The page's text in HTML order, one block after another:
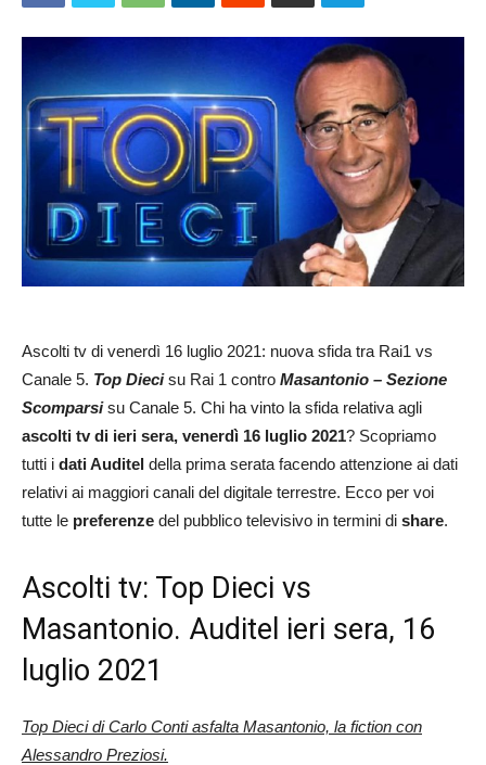
Ascolti tv di venerdì 16 luglio 2021: nuova sfida tra Rai1 vs
Canale 5. Top Dieci su Rai 1 contro Masantonio – Sezione
Scomparsisu Canale 5. Chi ha vinto la sfida relativa agli
ascolti tv di ieri sera, venerdì 16 luglio 2021? Scopriamo
tutti i dati Auditel della prima serata facendo attenzione ai dati
relativi ai maggiori canali del digitale terrestre. Ecco per voi
tutte le preferenze del pubblico televisivo in termini di share.
Ascolti tv: Top Dieci vs
Masantonio. Auditel ieri sera, 16
luglio 2021
Top Dieci di Carlo Conti asfalta Masantonio, la fiction con
Alessandro Preziosi.